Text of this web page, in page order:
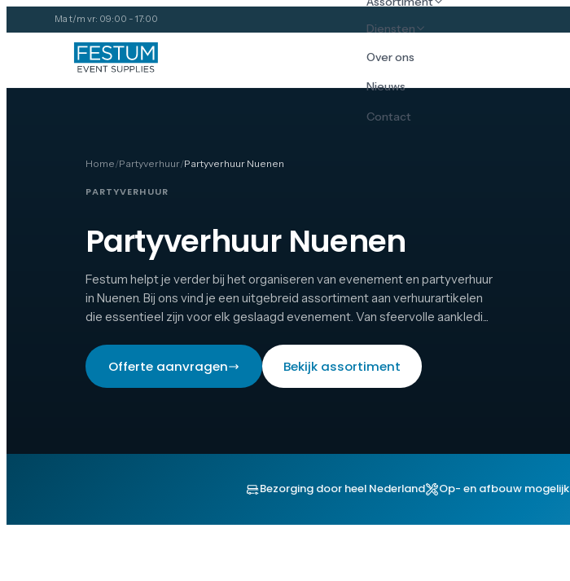
Ma t/m vr: 09:00 - 17:00
Diensten
Over ons
Nieuws
Contact
Home/Partyverhuur/Partyverhuur Nuenen
PARTYVERHUUR
Partyverhuur Nuenen
Festum helpt je verder bij het organiseren van evenement en partyverhuur
in Nuenen. Bij ons vind je een uitgebreid assortiment aan verhuurartikelen
die essentieel zijn voor elk geslaagd evenement. Van sfeervolle aankledi...
Offerte aanvragen Bekijk assortiment
Bezorging door heel Nederland Op- en afbouw mogelijk